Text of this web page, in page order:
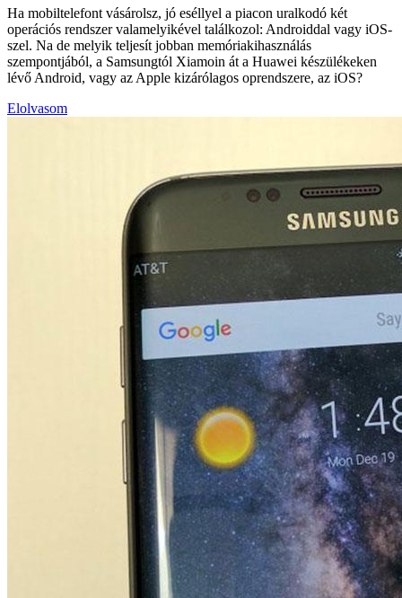
Ha mobiltelefont vásárolsz, jó eséllyel a piacon uralkodó két
operációs rendszer valamelyikével találkozol: Androiddal vagy iOS-
szel. Na de melyik teljesít jobban memóriakihasználás
szempontjából, a Samsungtól Xiamoin át a Huawei készülékeken
lévő Android, vagy az Apple kizárólagos oprendszere, az iOS?
Elolvasom